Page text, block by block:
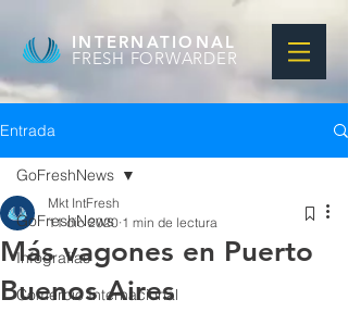
INTERNATIONAL
FRESH FORWARDER
Entrada
GoFreshNews
Infografias
Comercio Internacional
GoFreshNews
Más vagones en Puerto
Buenos Aires
Mkt IntFresh
11 dic 2020 1 min de lectura